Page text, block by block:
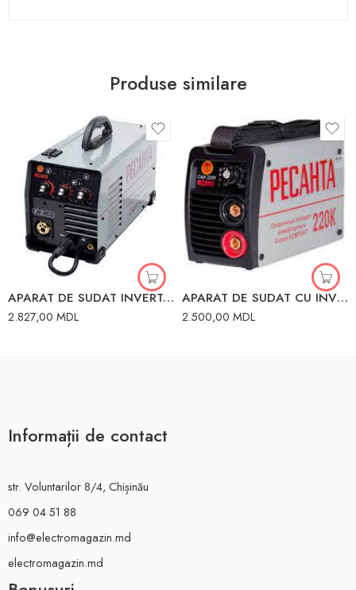
Produse similare
APARAT DE SUDAT INVERTOR 220A RESANTA
2.827,00 MDL
APARAT DE SUDAT CU INVERTOR COMPACT 220A 65/37 RESANTA
2.500,00 MDL
Informații de contact
str. Voluntarilor 8/4, Chișinău
069 04 51 88
info@electromagazin.md
electromagazin.md